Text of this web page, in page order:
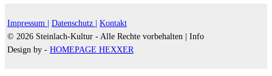
Impressum | Datenschutz |
Kontakt
© 2026 Steinlach-Kultur - Alle Rechte vorbehalten |
Info
Design by - HOMEPAGE HEXXER